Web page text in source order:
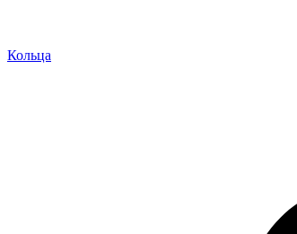
Кольца